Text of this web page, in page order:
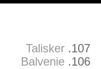
107.
Talisker
106.
Balvenie